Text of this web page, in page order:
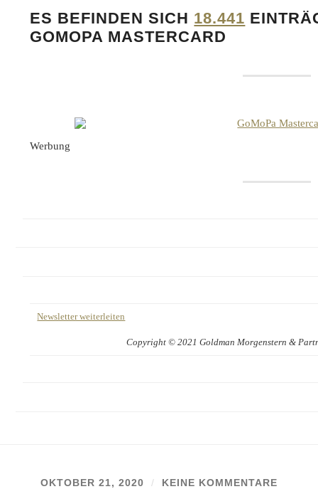
ES BEFINDEN SICH 18.441
GOMOPA MASTERCARD
Werbung
Newsletter weiterleiten
Copyright © 2021 Goldman Morgenstern &
OKTOBER 21, 2020 / KEINE KOMMENTARE